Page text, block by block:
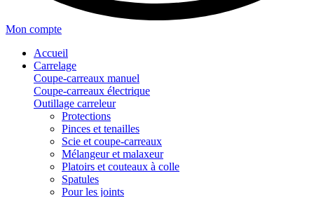
Mon compte
Accueil
Carrelage
Coupe-carreaux manuel
Coupe-carreaux électrique
Outillage carreleur
Protections
Pinces et tenailles
Scie et coupe-carreaux
Mélangeur et malaxeur
Platoirs et couteaux à colle
Spatules
Pour les joints